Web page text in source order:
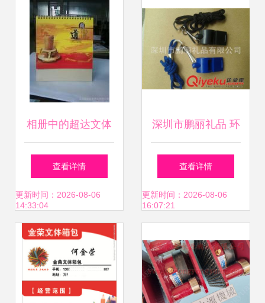
相册中的超达文体
义乌旺润的品质追
求
查看详情
更新时间：2026-08-06
14:33:04
深圳市鹏丽礼品 环
保ABS大号塑料口
哨的专业供应商
查看详情
更新时间：2026-08-06
16:07:21